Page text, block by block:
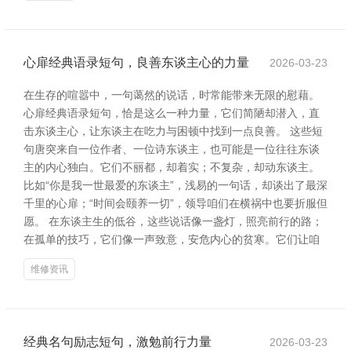
心扉经典语录短句，良善东谈主心的力量 2026-03-23
在生存的喧嚣中，一句蔼然的说话，时常能带来无限的慰藉。
心扉经典语录短句，恰是这么一种力量，它们简陋却潜入，直
击东谈主心，让东谈主在吃力与困顿中找到一点良善。 这些短
句唐突来自一位作者、一位诗东谈主，也可能是一位往往东谈
主的内心独白。它们不丽都，却着实；不复杂，却动东谈主。
比如“你是我一世最爱的东谈主”，浅易的一句话，却谈出了最深
千里的心扉；“时间会颐养一切”，领导咱们在横祸中也要折服但
愿。 在东谈主生的低谷，这些说话像一盏灯，照亮前行的路；
在孤单的技巧，它们像一声致意，安危内心的贫寒。它们让咱
维修资讯
经典名句励志短句，激勉前行力量 2026-03-23